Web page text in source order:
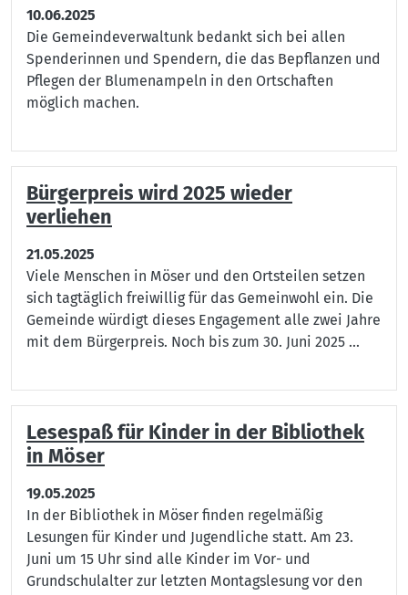
10.06.2025
Die Gemeindeverwaltunk bedankt sich bei allen
Spenderinnen und Spendern, die das Bepflanzen und
Pflegen der Blumenampeln in den Ortschaften
möglich machen.
Bürgerpreis wird 2025 wieder
verliehen
21.05.2025
Viele Menschen in Möser und den Ortsteilen setzen
sich tagtäglich freiwillig für das Gemeinwohl ein. Die
Gemeinde würdigt dieses Engagement alle zwei Jahre
mit dem Bürgerpreis. Noch bis zum 30. Juni 2025 ...
Lesespaß für Kinder in der Bibliothek
in Möser
19.05.2025
In der Bibliothek in Möser finden regelmäßig
Lesungen für Kinder und Jugendliche statt. Am 23.
Juni um 15 Uhr sind alle Kinder im Vor- und
Grundschulalter zur letzten Montagslesung vor den